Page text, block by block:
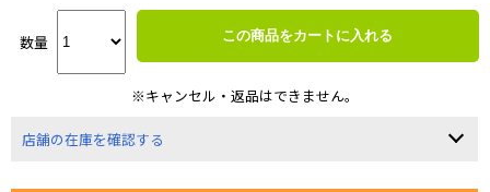
数量 この商品をカートに入れる
※キャンセル・返品はできません。
店舗の在庫を確認する